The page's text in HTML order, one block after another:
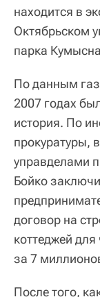
находится в
Октябрьском
парка
По данным
2007 годах
история. По
прокуратуры,
управделами
Бойко
договор на
коттеджей
за 7
После того,